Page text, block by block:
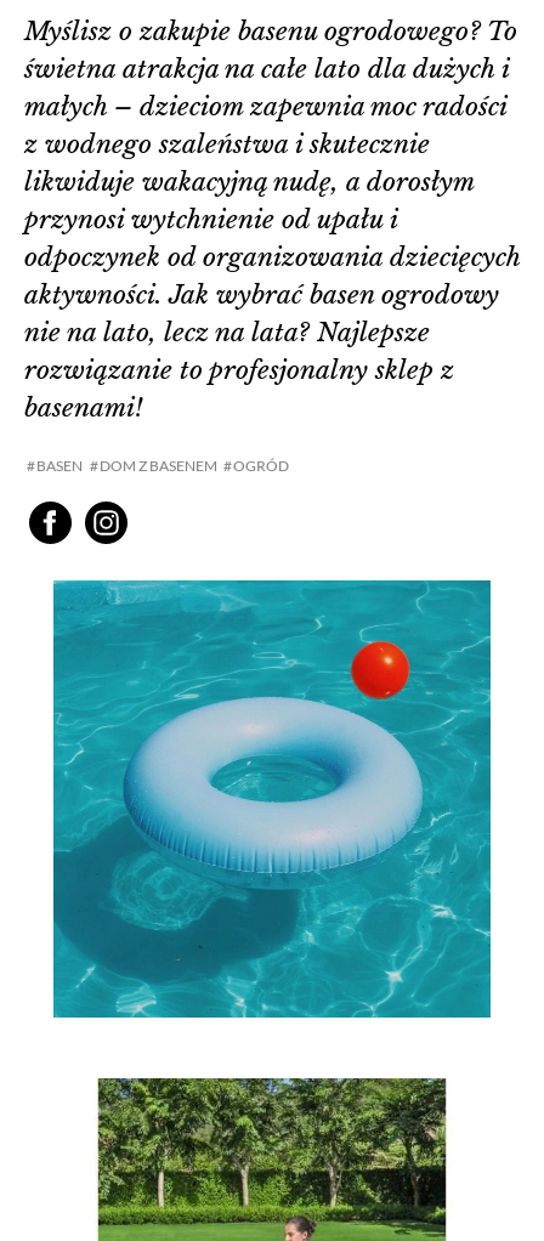
BASEN DOM Z BASENEM OGRÓD
Myślisz o zakupie basenu ogrodowego? To
świetna atrakcja na całe lato dla dużych i
małych – dzieciom zapewnia moc radości
z wodnego szaleństwa i skutecznie
likwiduje wakacyjną nudę, a dorosłym
przynosi wytchnienie od upału i
odpoczynek od organizowania dziecięcych
aktywności. Jak wybrać basen ogrodowy
nie na lato, lecz na lata? Najlepsze
rozwiązanie to profesjonalny sklep z
basenami!